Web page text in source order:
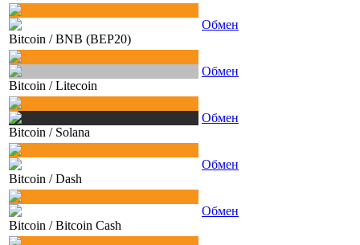
Bitcoin /BNB (BEP20)
Обмен
Bitcoin /Litecoin
Обмен
Bitcoin / Solana
Обмен
Bitcoin /Dash
Обмен
Bitcoin /Bitcoin Cash
Обмен